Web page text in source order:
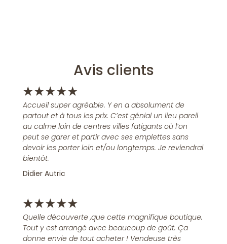
Avis clients
★★★★★
Accueil super agréable. Y en a absolument de
partout et à tous les prix. C’est génial un lieu pareil
au calme loin de centres villes fatigants où l’on
peut se garer et partir avec ses emplettes sans
devoir les porter loin et/ou longtemps. Je reviendrai
bientôt.
Didier Autric
★★★★★
Quelle découverte ,que cette magnifique boutique.
Tout y est arrangé avec beaucoup de goût. Ça
donne envie de tout acheter ! Vendeuse très